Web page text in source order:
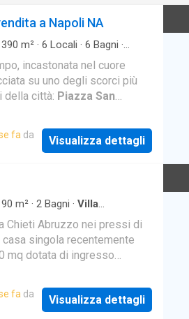
a Napoli NA
390 m² · 6 Locali · 6 Bagni ·
incastonata nel cuore
su uno degli scorci più
della città: Piazza San
fa da
Visualizza dettagli
90 m² · 2 Bagni · Villa
Chieti Abruzzo nei pressi di
singola recentemente
mq dotata di ingresso
da cucina e servizio. al
e camera
piano camera matrimoniale e
fa da
Visualizza dettagli